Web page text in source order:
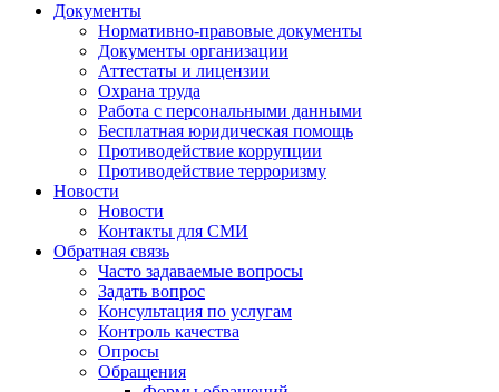
Документы
Нормативно-правовые документы
Документы организации
Аттестаты и лицензии
Охрана труда
Работа с персональными данными
Бесплатная юридическая помощь
Противодействие коррупции
Противодействие терроризму
Новости
Новости
Контакты для СМИ
Обратная связь
Часто задаваемые вопросы
Задать вопрос
Консультация по услугам
Контроль качества
Опросы
Обращения